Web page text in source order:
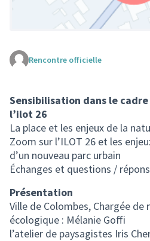
(Lien externe)
Rencontre officielle
Sensibilisation dans le
l’ilot 26
La place et les enjeux de la
Zoom sur l’ILOT 26 et les
d’un nouveau parc urbain
Échanges et questions /
Présentation
Ville de Colombes, Chargée
écologique : Mélanie Goffi
l’atelier de paysagistes Iris